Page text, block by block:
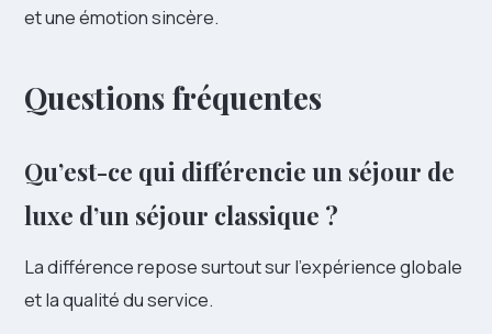
et une émotion sincère.
Questions fréquentes
Qu’est-ce qui différencie un séjour de
luxe d’un séjour classique ?
La différence repose surtout sur l’expérience globale
et la qualité du service.